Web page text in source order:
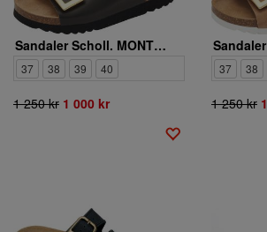
Sandaler Scholl. MONTEREY 2 STRAPS AD
37 38 39 40
1 250 kr 1 000 kr
37 38
1 250 kr